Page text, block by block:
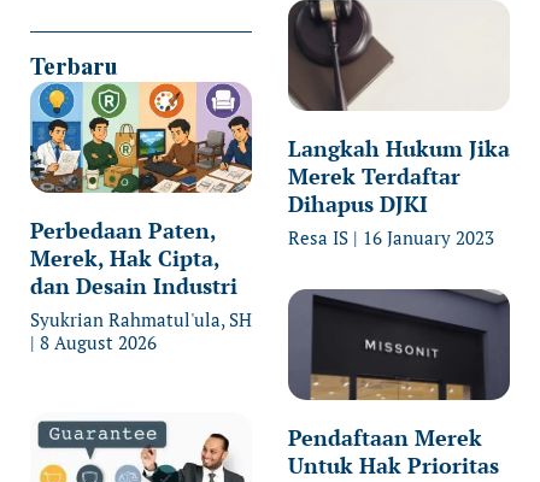
Terbaru
Perbedaan Paten,
Merek, Hak Cipta,
dan Desain Industri
Syukrian Rahmatul'ula, SH
8 August 2026
Langkah Hukum Jika
Merek Terdaftar
Dihapus DJKI
Resa IS 16 January 2023
Pendaftaan Merek
Untuk Hak Prioritas